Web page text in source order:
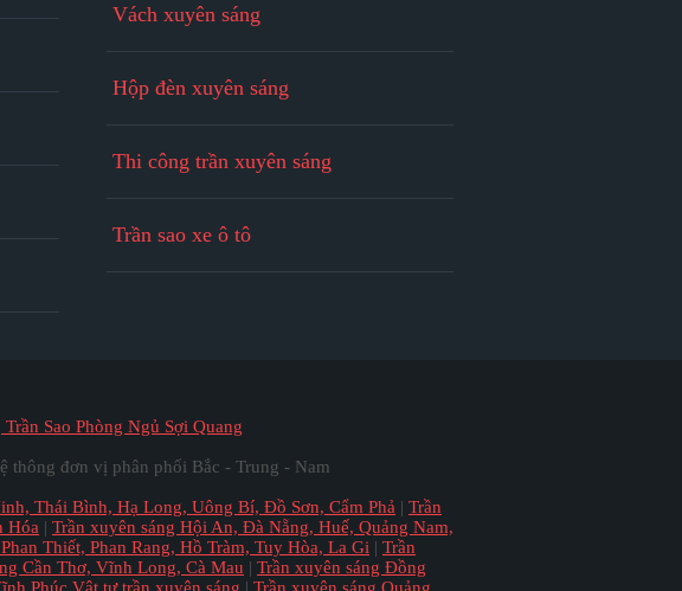
Vách xuyên sáng
Hộp đèn xuyên sáng
Thi công trần xuyên sáng
Trần sao xe ô tô
Sao Phòng Ngủ Sợi Quang
thông đơn vị phân phối Bắc - Trung - Nam
Thái Bình, Hạ Long, Uông Bí, Đồ Sơn, Cẩm Phả | Trần
Hóa | Trần xuyên sáng Hội An, Đà Nẵng, Huế, Quảng Nam,
Thiết, Phan Rang, Hồ Tràm, Tuy Hòa, La Gi | Trần
Cần Thơ, Vĩnh Long, Cà Mau | Trần xuyên sáng Đồng
Phúc Vật tư trần xuyên sáng | Trần xuyên sáng Quảng